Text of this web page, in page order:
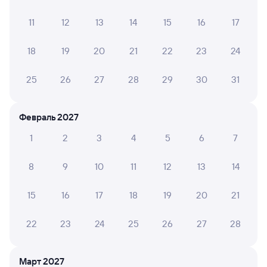
Сити
3 ⁠122 ⁠₽
Соната
по этому направлению
Мы отображаем актуальные отзывы и не удаляем
11 12 13 14 15 16 17
18 19 20 21 22 23 24
25 26 27 28 29 30 31
Февраль 2027
1
2 3 4 5 6 7
8 9 10 11 12 13 14
15 16 17 18 19 20 21
22 23 24 25 26 27 28
Март 2027